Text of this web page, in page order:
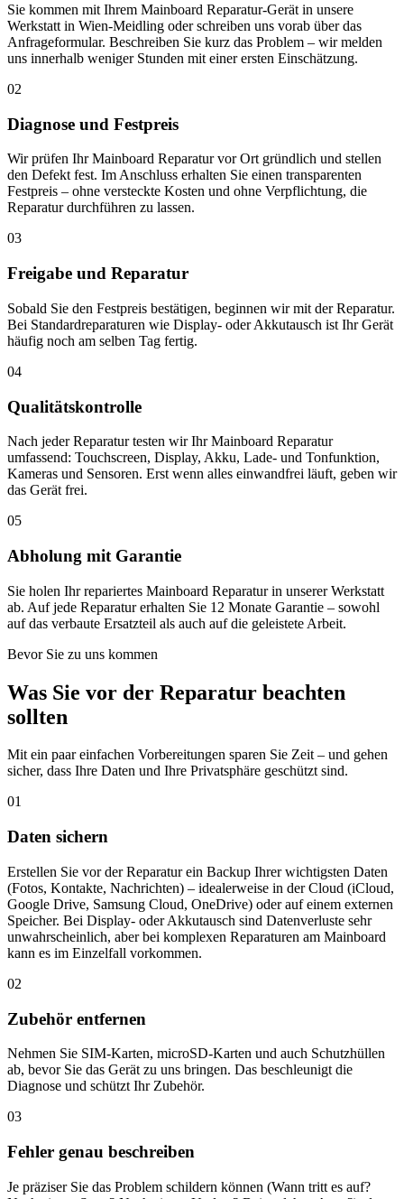
Sie kommen mit Ihrem Mainboard Reparatur-Gerät in unsere
Werkstatt in Wien-Meidling oder schreiben uns vorab über das
Anfrageformular. Beschreiben Sie kurz das Problem – wir melden
uns innerhalb weniger Stunden mit einer ersten Einschätzung.
02
Diagnose und Festpreis
Wir prüfen Ihr Mainboard Reparatur vor Ort gründlich und stellen
den Defekt fest. Im Anschluss erhalten Sie einen transparenten
Festpreis – ohne versteckte Kosten und ohne Verpflichtung, die
Reparatur durchführen zu lassen.
03
Freigabe und Reparatur
Sobald Sie den Festpreis bestätigen, beginnen wir mit der Reparatur.
Bei Standardreparaturen wie Display- oder Akkutausch ist Ihr Gerät
häufig noch am selben Tag fertig.
04
Qualitätskontrolle
Nach jeder Reparatur testen wir Ihr Mainboard Reparatur
umfassend: Touchscreen, Display, Akku, Lade- und Tonfunktion,
Kameras und Sensoren. Erst wenn alles einwandfrei läuft, geben wir
das Gerät frei.
05
Abholung mit Garantie
Sie holen Ihr repariertes Mainboard Reparatur in unserer Werkstatt
ab. Auf jede Reparatur erhalten Sie 12 Monate Garantie – sowohl
auf das verbaute Ersatzteil als auch auf die geleistete Arbeit.
Bevor Sie zu uns kommen
Was Sie vor der Reparatur beachten
sollten
Mit ein paar einfachen Vorbereitungen sparen Sie Zeit – und gehen
sicher, dass Ihre Daten und Ihre Privatsphäre geschützt sind.
01
Daten sichern
Erstellen Sie vor der Reparatur ein Backup Ihrer wichtigsten Daten
(Fotos, Kontakte, Nachrichten) – idealerweise in der Cloud (iCloud,
Google Drive, Samsung Cloud, OneDrive) oder auf einem externen
Speicher. Bei Display- oder Akkutausch sind Datenverluste sehr
unwahrscheinlich, aber bei komplexen Reparaturen am Mainboard
kann es im Einzelfall vorkommen.
02
Zubehör entfernen
Nehmen Sie SIM-Karten, microSD-Karten und auch Schutzhüllen
ab, bevor Sie das Gerät zu uns bringen. Das beschleunigt die
Diagnose und schützt Ihr Zubehör.
03
Fehler genau beschreiben
Je präziser Sie das Problem schildern können (Wann tritt es auf?